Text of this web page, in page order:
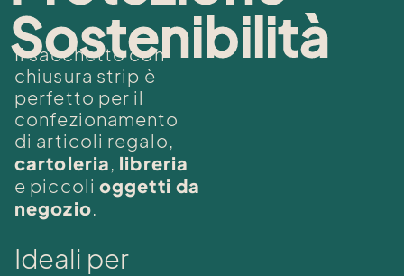
Sostenibilità​
Sostenibilità​
Il sacchetto con
chiusura strip è
perfetto per il
confezionamento
di articoli regalo,
cartoleria, libreria
e piccoli oggetti da
negozio.
Ideali per